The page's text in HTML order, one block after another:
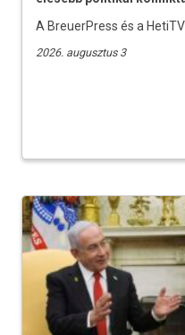
A BreuerPress és a
2026. augusztus 3